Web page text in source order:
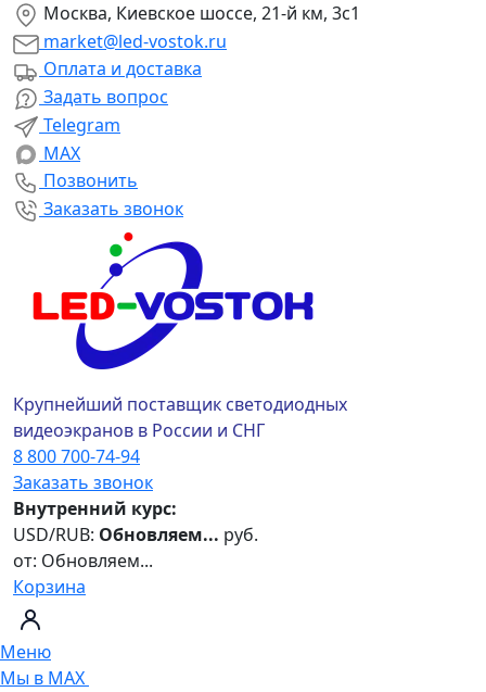
Москва, Киевское шоссе, 21-й км, 3с1
market@led-vostok.ru
Оплата и доставка
Задать вопрос
Telegram
MAX
Позвонить
Заказать звонок
Крупнейший поставщик светодиодных
видеоэкранов в России и СНГ
8 800 700-74-94
Заказать звонок
Внутренний курс:
USD/RUB: Обновляем... руб.
от: Обновляем...
Корзина
Меню
Мы в MAX